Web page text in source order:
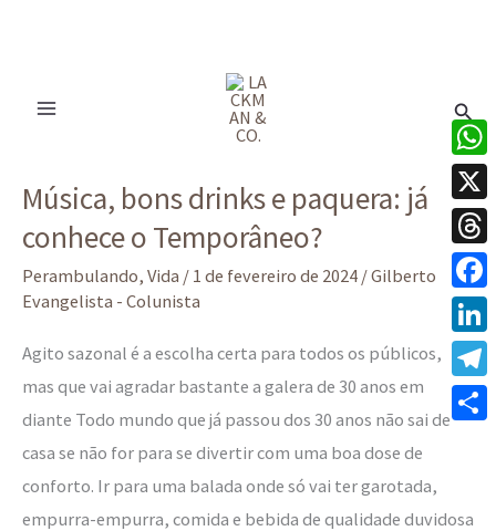
Música, bons drinks e paquera: já
conhece o Temporâneo?
Perambulando, Vida / 1 de fevereiro de 2024 /Gilberto
Evangelista - Colunista
Agito sazonal é a escolha certa para todos os públicos,
mas que vai agradar bastante a galera de 30 anos em
diante Todo mundo que já passou dos 30 anos não sai de
casa se não for para se divertir com uma boa dose de
conforto. Ir para uma balada onde só vai ter garotada,
empurra-empurra, comida e bebida de qualidade duvidosa
bons
drinks
e
paquera:
conhece
o
Temporâneo?
X